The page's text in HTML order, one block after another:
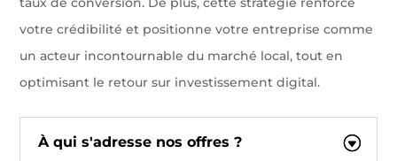
votre crédibilité et positionne votre entreprise comme
un acteur incontournable du marché local, tout en
optimisant le retour sur investissement digital.
À qui s'adresse nos offres ?